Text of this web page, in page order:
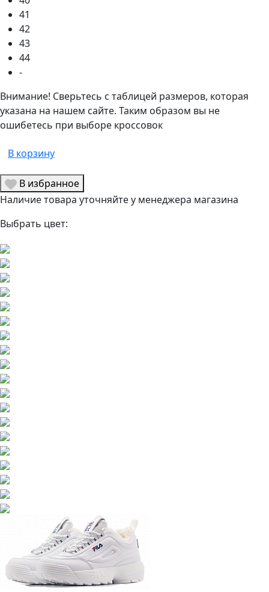
41
42
43
44
-
Внимание! Сверьтесь с таблицей размеров, которая
указана на нашем сайте. Таким образом вы не
ошибетесь при выборе кроссовок
В корзину
В избранное
Наличие товара уточняйте у менеджера магазина
Выбрать цвет: